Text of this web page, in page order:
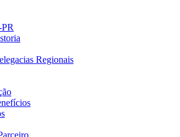
Regionais